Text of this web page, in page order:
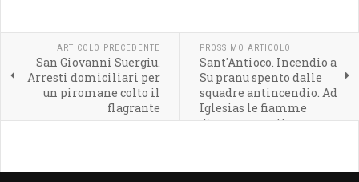
ARTICOLO PRECEDENTE
San Giovanni Suergiu.
Arresti domiciliari per
un piromane colto il
flagrante
PROSSIMO ARTICOLO
Sant'Antioco. Incendio a
Su pranu spento dalle
squadre antincendio. Ad
Iglesias le fiamme
divorano un ettaro e